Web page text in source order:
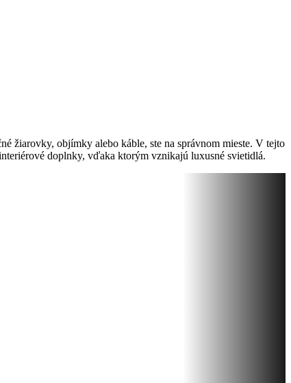
žiarovky, objímky alebo káble, ste na správnom mieste. V tejto
doplnky, vďaka ktorým vznikajú luxusné svietidlá.